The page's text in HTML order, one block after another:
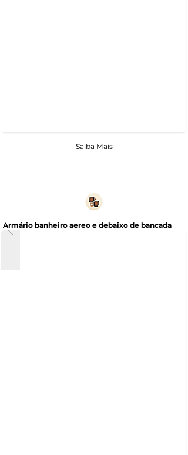
Saiba Mais
Armário banheiro aereo e debaixo de bancada